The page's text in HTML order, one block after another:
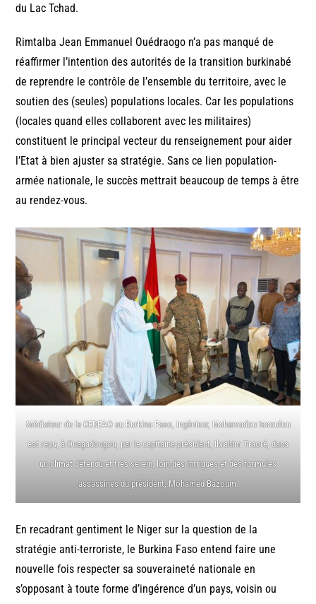
du Lac Tchad.
Rimtalba Jean Emmanuel Ouédraogo n’a pas manqué de
réaffirmer l’intention des autorités de la transition burkinabé
de reprendre le contrôle de l’ensemble du territoire, avec le
soutien des (seules) populations locales. Car les populations
(locales quand elles collaborent avec les militaires)
constituent le principal vecteur du renseignement pour aider
l’Etat à bien ajuster sa stratégie. Sans ce lien population-
armée nationale, le succès mettrait beaucoup de temps à être
au rendez-vous.
Médiateur de la CEDEAO au Burkina Faso, Ingénieur, Mahamadou Issoufou
est reçu, à Ouagadougou, par le capitaine-président, Ibrahim Traoré, dans
un climat détendu et très serein, loin des intrigues et des formules
assassines du président, Mohamed Bazoum.
En recadrant gentiment le Niger sur la question de la
stratégie anti-terroriste, le Burkina Faso entend faire une
nouvelle fois respecter sa souveraineté nationale en
s’opposant à toute forme d’ingérence d’un pays, voisin ou